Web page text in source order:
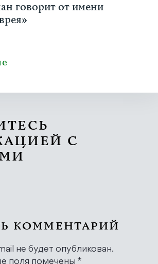
говорит от имени
С
КОММЕНТАРИЙ
не будет опубликован.
поля помечены *